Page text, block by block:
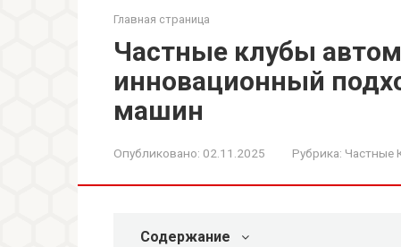
Главная страница
Частные клубы
инновационный
машин
Опубликовано: 02.11.2025 Рубрика: Частные
Содержание